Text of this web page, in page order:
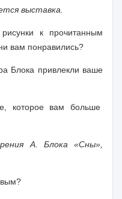
выставка.
к прочитанным
вам понравились?
Блока привлекли ваше
которое вам больше
А. Блока «Сны»,